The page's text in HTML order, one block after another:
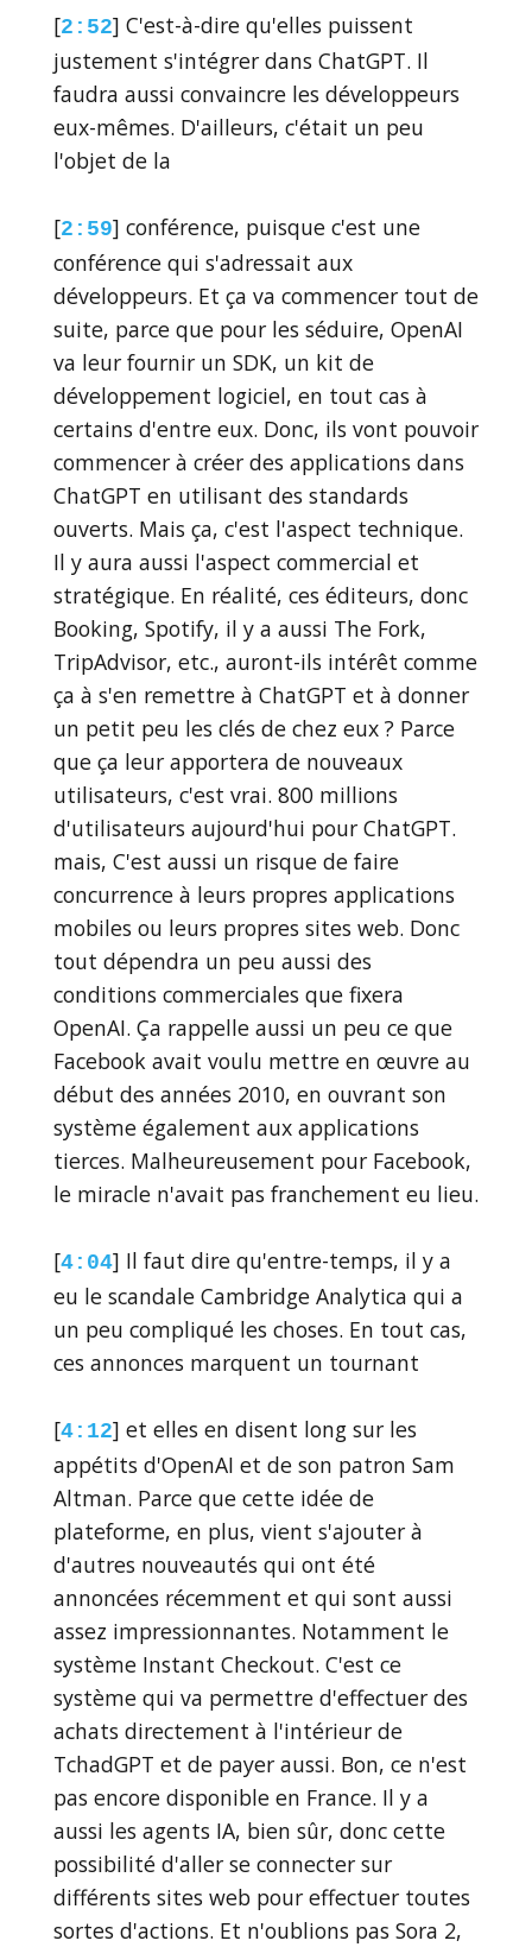
[2:52] C'est-à-dire qu'elles puissent
justement s'intégrer dans ChatGPT. Il
faudra aussi convaincre les développeurs
eux-mêmes. D'ailleurs, c'était un peu
l'objet de la
[2:59] conférence, puisque c'est une
conférence qui s'adressait aux
développeurs. Et ça va commencer tout de
suite, parce que pour les séduire, OpenAI
va leur fournir un SDK, un kit de
développement logiciel, en tout cas à
certains d'entre eux. Donc, ils vont pouvoir
commencer à créer des applications dans
ChatGPT en utilisant des standards
ouverts. Mais ça, c'est l'aspect technique.
Il y aura aussi l'aspect commercial et
stratégique. En réalité, ces éditeurs, donc
Booking, Spotify, il y a aussi The Fork,
TripAdvisor, etc., auront-ils intérêt comme
ça à s'en remettre à ChatGPT et à donner
un petit peu les clés de chez eux ? Parce
que ça leur apportera de nouveaux
utilisateurs, c'est vrai. 800 millions
d'utilisateurs aujourd'hui pour ChatGPT.
mais, C'est aussi un risque de faire
concurrence à leurs propres applications
mobiles ou leurs propres sites web. Donc
tout dépendra un peu aussi des
conditions commerciales que fixera
OpenAI. Ça rappelle aussi un peu ce que
Facebook avait voulu mettre en œuvre au
début des années 2010, en ouvrant son
système également aux applications
tierces. Malheureusement pour Facebook,
le miracle n'avait pas franchement eu lieu.
[4:04] Il faut dire qu'entre-temps, il y a
eu le scandale Cambridge Analytica qui a
un peu compliqué les choses. En tout cas,
ces annonces marquent un tournant
[4:12] et elles en disent long sur les
appétits d'OpenAI et de son patron Sam
Altman. Parce que cette idée de
plateforme, en plus, vient s'ajouter à
d'autres nouveautés qui ont été
annoncées récemment et qui sont aussi
assez impressionnantes. Notamment le
système Instant Checkout. C'est ce
système qui va permettre d'effectuer des
achats directement à l'intérieur de
TchadGPT et de payer aussi. Bon, ce n'est
pas encore disponible en France. Il y a
aussi les agents IA, bien sûr, donc cette
possibilité d'aller se connecter sur
différents sites web pour effectuer toutes
sortes d'actions. Et n'oublions pas Sora 2,